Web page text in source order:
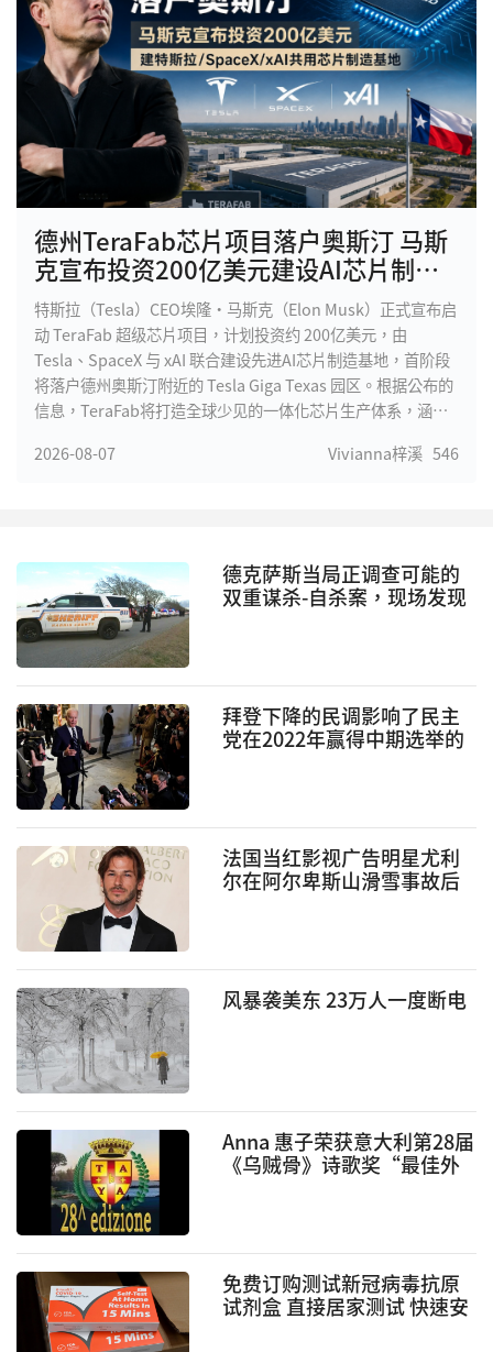
德州TeraFab芯片项目落户奥斯汀 马斯
克宣布投资200亿美元建设AI芯片制造
基地
特斯拉（Tesla）CEO埃隆·马斯克（Elon Musk）正式宣布启
动 TeraFab 超级芯片项目，计划投资约 200亿美元，由
Tesla、SpaceX 与 xAI 联合建设先进AI芯片制造基地，首阶段
将落户德州奥斯汀附近的 Tesla Giga Texas 园区。根据公布的
信息，TeraFab将打造全球少见的一体化芯片生产体系，涵盖
程，大幅缩短AI芯片研发周期，提高迭代效率。马斯克表示，
需求。
2026-08-07 Vivianna梓溪 546
德克萨斯当局正调查可能的
双重谋杀-自杀案，现场发现
拜登下降的民调影响了民主
党在2022年赢得中期选举的
法国当红影视广告明星尤利
尔在阿尔卑斯山滑雪事故后
风暴袭美东 23万人一度断电
Anna 惠子荣获意大利第28届
《乌贼骨》诗歌奖“最佳外
免费订购测试新冠病毒抗原
试剂盒 直接居家测试 快速安